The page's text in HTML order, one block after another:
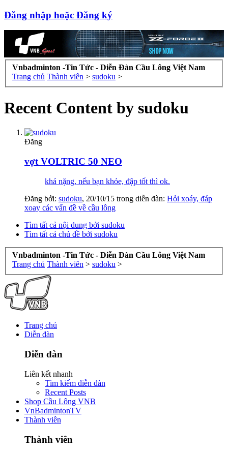
Đăng nhập hoặc Đăng ký
Vnbadminton -Tin Tức - Diễn Đàn Cầu Lông Việt Nam
Trang chủ Thành viên > sudoku >
Recent Content by sudoku
Đăng
vợt VOLTRIC 50 NEO
khá nặng, nếu bạn khỏe, đập tốt thì ok.
Đăng bởi: sudoku, 20/10/15 trong diễn đàn: Hỏi xoáy, đáp
xoay các vấn đề về cầu lông
Tìm tất cả nội dung bởi sudoku
Tìm tất cả chủ đề bởi sudoku
Vnbadminton -Tin Tức - Diễn Đàn Cầu Lông Việt Nam
Trang chủ Thành viên > sudoku >
Trang chủ
Diễn đàn
Diễn đàn
Liên kết nhanh
Tìm kiếm diễn đàn
Recent Posts
Shop Cầu Lông VNB
VnBadmintonTV
Thành viên
Thành viên